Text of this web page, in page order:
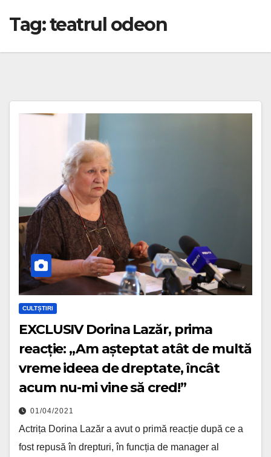
Tag:teatrul odeon
CULTȘTIRI
EXCLUSIV Dorina Lazăr, prima
reacție: „Am așteptat atât de multă
vreme ideea de dreptate, încât
acum nu-mi vine să cred!”
01/04/2021
Actrița Dorina Lazăr a avut o primă reacție după ce a
fost repusă în drepturi, în funcția de manager al